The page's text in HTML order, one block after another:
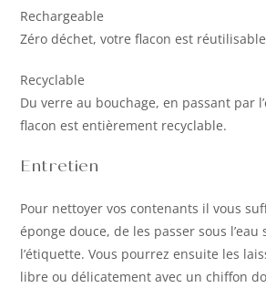
Rechargeable
Zéro déchet, votre flacon est
Recyclable
Du verre au bouchage, en passant par
flacon est entièrement recyclable.
Entretien
Pour nettoyer vos contenants il vous
éponge douce, de les passer sous
l’étiquette. Vous pourrez ensuite les
libre ou délicatement avec un chiffon